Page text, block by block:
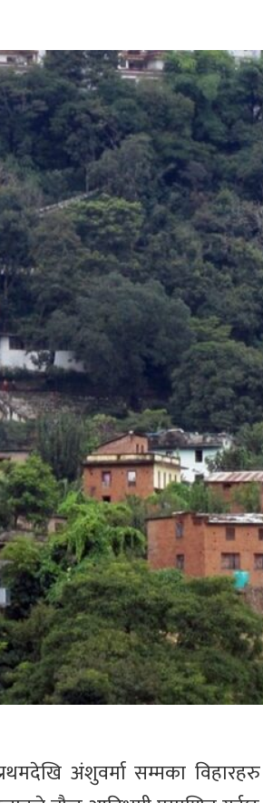
अंशुवर्मा सम्मका विहारहरु